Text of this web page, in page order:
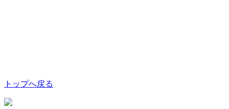
トップへ戻る